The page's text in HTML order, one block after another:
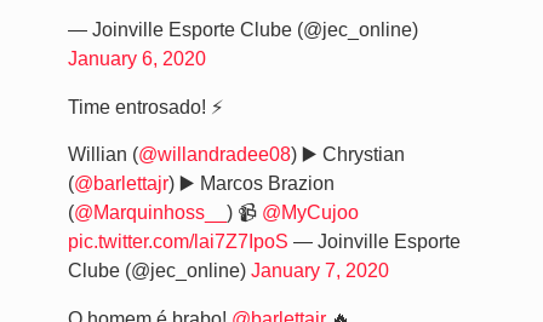
— Joinville Esporte Clube (@jec_online)
January 6, 2020
Time entrosado! ⚡️
Willian (@willandradee08) ▶️ Chrystian
(@barlettajr) ▶️ Marcos Brazion
(@Marquinhoss__ ) 📹 @MyCujoo
pic.twitter.com/lai7Z7IpoS — Joinville Esporte
Clube (@jec_online) January 7, 2020